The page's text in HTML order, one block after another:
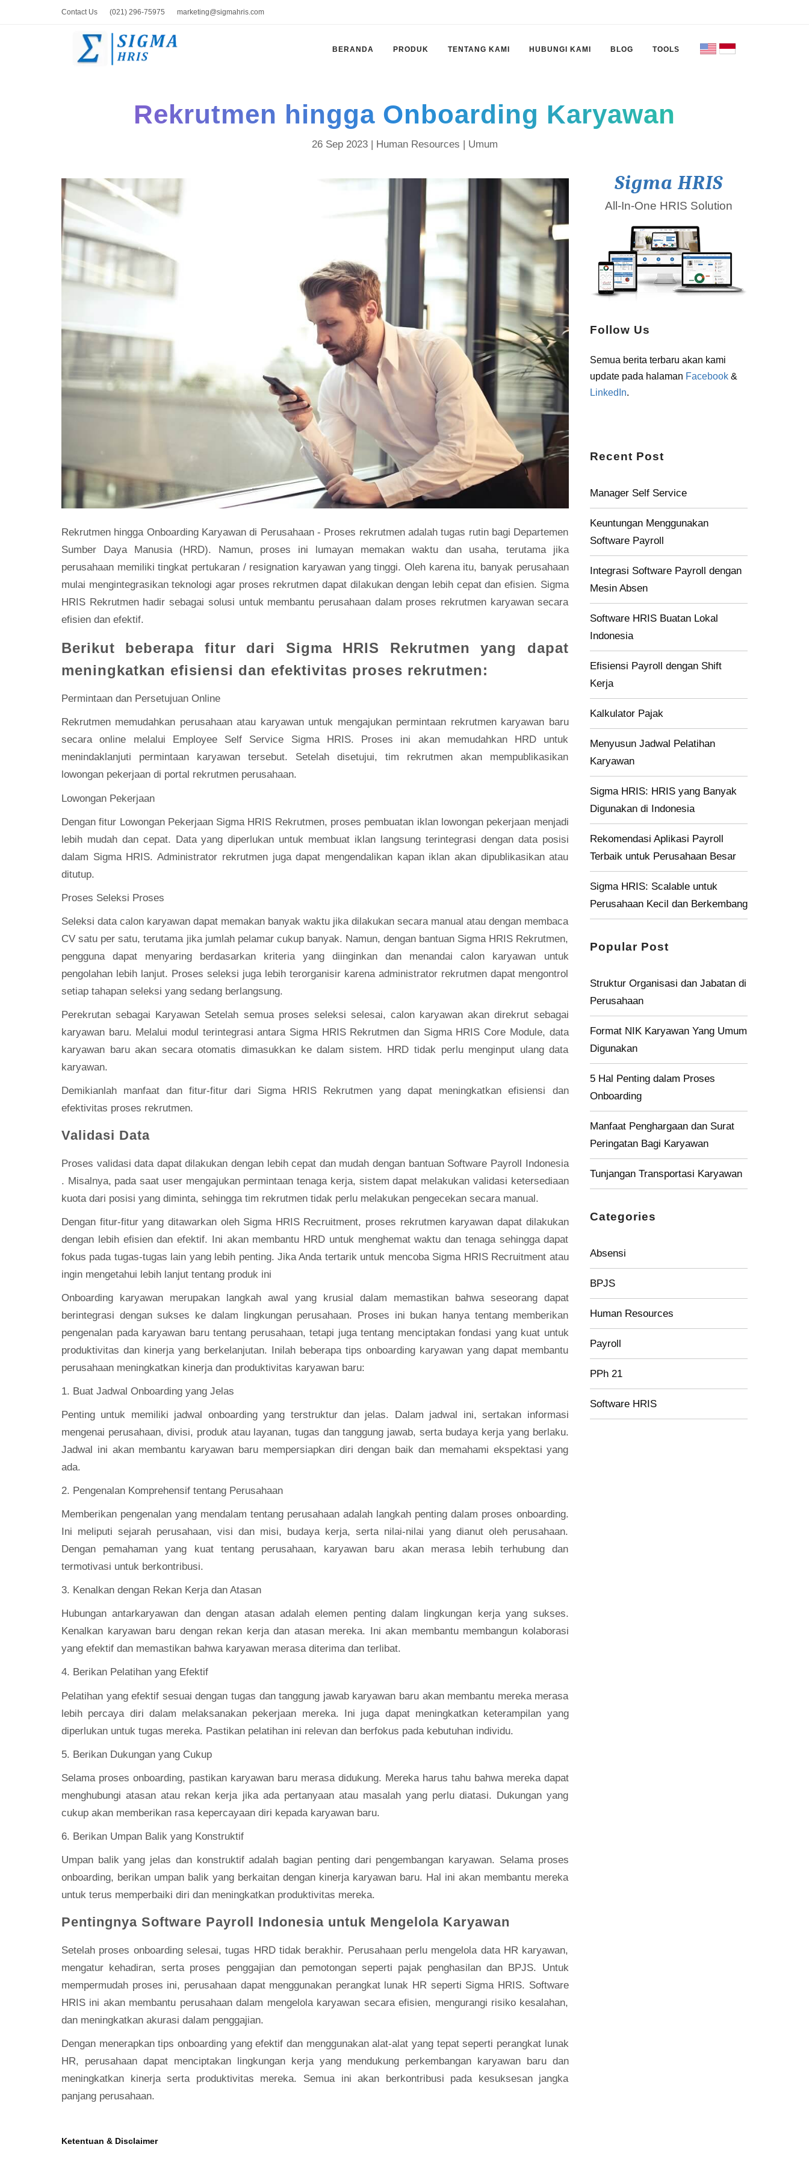
Contact Us (021) 296-75975 marketing@sigmahris.com
BERANDA PRODUK TENTANG KAMI HUBUNGI KAMI BLOG TOOLS
Rekrutmen hingga Onboarding Karyawan
26 Sep 2023 | Human Resources | Umum
Rekrutmen hingga Onboarding Karyawan di Perusahaan - Proses rekrutmen adalah tugas rutin bagi Departemen
Sumber Daya Manusia (HRD). Namun, proses ini lumayan memakan waktu dan usaha, terutama jika
perusahaan memiliki tingkat pertukaran / resignation karyawan yang tinggi. Oleh karena itu, banyak perusahaan
mulai mengintegrasikan teknologi agar proses rekrutmen dapat dilakukan dengan lebih cepat dan efisien. Sigma
HRIS Rekrutmen hadir sebagai solusi untuk membantu perusahaan dalam proses rekrutmen karyawan secara
efisien dan efektif.
Berikut beberapa fitur dari Sigma HRIS Rekrutmen yang dapat
meningkatkan efisiensi dan efektivitas proses rekrutmen:
Permintaan dan Persetujuan Online
Rekrutmen memudahkan perusahaan atau karyawan untuk mengajukan permintaan rekrutmen karyawan baru
secara online melalui Employee Self Service Sigma HRIS. Proses ini akan memudahkan HRD untuk
menindaklanjuti permintaan karyawan tersebut. Setelah disetujui, tim rekrutmen akan mempublikasikan
lowongan pekerjaan di portal rekrutmen perusahaan.
Lowongan Pekerjaan
Dengan fitur Lowongan Pekerjaan Sigma HRIS Rekrutmen, proses pembuatan iklan lowongan pekerjaan menjadi
lebih mudah dan cepat. Data yang diperlukan untuk membuat iklan langsung terintegrasi dengan data posisi
dalam Sigma HRIS. Administrator rekrutmen juga dapat mengendalikan kapan iklan akan dipublikasikan atau
ditutup.
Proses Seleksi Proses
Seleksi data calon karyawan dapat memakan banyak waktu jika dilakukan secara manual atau dengan membaca
CV satu per satu, terutama jika jumlah pelamar cukup banyak. Namun, dengan bantuan Sigma HRIS Rekrutmen,
pengguna dapat menyaring berdasarkan kriteria yang diinginkan dan menandai calon karyawan untuk
pengolahan lebih lanjut. Proses seleksi juga lebih terorganisir karena administrator rekrutmen dapat mengontrol
setiap tahapan seleksi yang sedang berlangsung.
Perekrutan sebagai Karyawan Setelah semua proses seleksi selesai, calon karyawan akan direkrut sebagai
karyawan baru. Melalui modul terintegrasi antara Sigma HRIS Rekrutmen dan Sigma HRIS Core Module, data
karyawan baru akan secara otomatis dimasukkan ke dalam sistem. HRD tidak perlu menginput ulang data
karyawan.
Demikianlah manfaat dan fitur-fitur dari Sigma HRIS Rekrutmen yang dapat meningkatkan efisiensi dan
efektivitas proses rekrutmen.
Validasi Data
Proses validasi data dapat dilakukan dengan lebih cepat dan mudah dengan bantuan Software Payroll Indonesia
. Misalnya, pada saat user mengajukan permintaan tenaga kerja, sistem dapat melakukan validasi ketersediaan
kuota dari posisi yang diminta, sehingga tim rekrutmen tidak perlu melakukan pengecekan secara manual.
Dengan fitur-fitur yang ditawarkan oleh Sigma HRIS Recruitment, proses rekrutmen karyawan dapat dilakukan
dengan lebih efisien dan efektif. Ini akan membantu HRD untuk menghemat waktu dan tenaga sehingga dapat
fokus pada tugas-tugas lain yang lebih penting. Jika Anda tertarik untuk mencoba Sigma HRIS Recruitment atau
ingin mengetahui lebih lanjut tentang produk ini
Onboarding karyawan merupakan langkah awal yang krusial dalam memastikan bahwa seseorang dapat
berintegrasi dengan sukses ke dalam lingkungan perusahaan. Proses ini bukan hanya tentang memberikan
pengenalan pada karyawan baru tentang perusahaan, tetapi juga tentang menciptakan fondasi yang kuat untuk
produktivitas dan kinerja yang berkelanjutan. Inilah beberapa tips onboarding karyawan yang dapat membantu
perusahaan meningkatkan kinerja dan produktivitas karyawan baru:
1. Buat Jadwal Onboarding yang Jelas
Penting untuk memiliki jadwal onboarding yang terstruktur dan jelas. Dalam jadwal ini, sertakan informasi
mengenai perusahaan, divisi, produk atau layanan, tugas dan tanggung jawab, serta budaya kerja yang berlaku.
Jadwal ini akan membantu karyawan baru mempersiapkan diri dengan baik dan memahami ekspektasi yang
ada.
2. Pengenalan Komprehensif tentang Perusahaan
Memberikan pengenalan yang mendalam tentang perusahaan adalah langkah penting dalam proses onboarding.
Ini meliputi sejarah perusahaan, visi dan misi, budaya kerja, serta nilai-nilai yang dianut oleh perusahaan.
Dengan pemahaman yang kuat tentang perusahaan, karyawan baru akan merasa lebih terhubung dan
termotivasi untuk berkontribusi.
3. Kenalkan dengan Rekan Kerja dan Atasan
Hubungan antarkaryawan dan dengan atasan adalah elemen penting dalam lingkungan kerja yang sukses.
Kenalkan karyawan baru dengan rekan kerja dan atasan mereka. Ini akan membantu membangun kolaborasi
yang efektif dan memastikan bahwa karyawan merasa diterima dan terlibat.
4. Berikan Pelatihan yang Efektif
Pelatihan yang efektif sesuai dengan tugas dan tanggung jawab karyawan baru akan membantu mereka merasa
lebih percaya diri dalam melaksanakan pekerjaan mereka. Ini juga dapat meningkatkan keterampilan yang
diperlukan untuk tugas mereka. Pastikan pelatihan ini relevan dan berfokus pada kebutuhan individu.
5. Berikan Dukungan yang Cukup
Selama proses onboarding, pastikan karyawan baru merasa didukung. Mereka harus tahu bahwa mereka dapat
menghubungi atasan atau rekan kerja jika ada pertanyaan atau masalah yang perlu diatasi. Dukungan yang
cukup akan memberikan rasa kepercayaan diri kepada karyawan baru.
6. Berikan Umpan Balik yang Konstruktif
Umpan balik yang jelas dan konstruktif adalah bagian penting dari pengembangan karyawan. Selama proses
onboarding, berikan umpan balik yang berkaitan dengan kinerja karyawan baru. Hal ini akan membantu mereka
untuk terus memperbaiki diri dan meningkatkan produktivitas mereka.
Pentingnya Software Payroll Indonesia untuk Mengelola Karyawan
Setelah proses onboarding selesai, tugas HRD tidak berakhir. Perusahaan perlu mengelola data HR karyawan,
mengatur kehadiran, serta proses penggajian dan pemotongan seperti pajak penghasilan dan BPJS. Untuk
mempermudah proses ini, perusahaan dapat menggunakan perangkat lunak HR seperti Sigma HRIS. Software
HRIS ini akan membantu perusahaan dalam mengelola karyawan secara efisien, mengurangi risiko kesalahan,
dan meningkatkan akurasi dalam penggajian.
Dengan menerapkan tips onboarding yang efektif dan menggunakan alat-alat yang tepat seperti perangkat lunak
HR, perusahaan dapat menciptakan lingkungan kerja yang mendukung perkembangan karyawan baru dan
meningkatkan kinerja serta produktivitas mereka. Semua ini akan berkontribusi pada kesuksesan jangka
panjang perusahaan.
Ketentuan & Disclaimer
Sigma HRIS
All-In-One HRIS Solution
Follow Us
Semua berita terbaru akan kami
update pada halaman Facebook&
LinkedIn.
Recent Post
Manager Self Service
Keuntungan Menggunakan
Software Payroll
Integrasi Software Payroll dengan
Mesin Absen
Software HRIS Buatan Lokal
Indonesia
Efisiensi Payroll dengan Shift
Kerja
Kalkulator Pajak
Menyusun Jadwal Pelatihan
Karyawan
Sigma HRIS: HRIS yang Banyak
Digunakan di Indonesia
Rekomendasi Aplikasi Payroll
Terbaik untuk Perusahaan Besar
Sigma HRIS: Scalable untuk
Perusahaan Kecil dan Berkembang
Popular Post
Struktur Organisasi dan Jabatan di
Perusahaan
Format NIK Karyawan Yang Umum
Digunakan
5 Hal Penting dalam Proses
Onboarding
Manfaat Penghargaan dan Surat
Peringatan Bagi Karyawan
Tunjangan Transportasi Karyawan
Categories
Absensi
BPJS
Human Resources
Payroll
PPh 21
Software HRIS